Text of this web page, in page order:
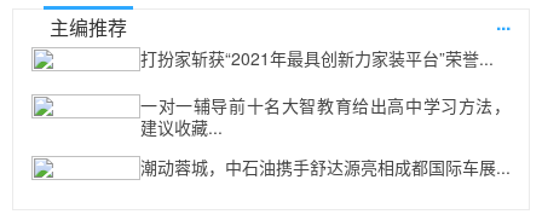
主编推荐
...
打扮家斩获“2021年最具创新力家装平台”荣誉...
一对一辅导前十名大智教育给出高中学习方法，
建议收藏...
潮动蓉城，中石油携手舒达源亮相成都国际车展...